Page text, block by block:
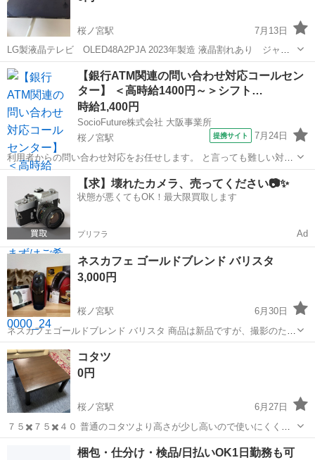
桜ノ宮駅
7月13日
LG製液晶テレビ OLED48A2PJA 2023年製造 液晶割れあり ジャン
ク品です。 リモコンのみ付属です。 写真のスタンドは付きません。
画面は購入時のフィルムが貼ったままの状態となっています。 故障箇
所以外は比...
大阪 桜ノ宮駅 テレビ
【銀行ATM関連の問い合わせ対応コールセン
ター】 ＜高時給1400円～＞シフト…
時給1,400円
SocioFuture株式会社 大阪事業所
桜ノ宮駅
提携サイト 7月24日
利用者からの問い合わせ対応をお任せします。 と言っても難しい対応
は無く、 「振り込み方法を教えてほしい」 「手数料はいくらですか」
「カードをなくしてしまいました」などがほとんどです。 ＜会話の流
れはこんな感じ...
大阪 大阪市 桜ノ宮駅
【求】壊れたカメラ、売ってください📷✨
状態が悪くてもOK！最大限買取します
プリフラ Ad
ネスカフェ ゴールドブレンド バリスタ
3,000円
桜ノ宮駅
6月30日
ネスカフェゴールドブレンド バリスタ 商品は新品ですが、撮影のため
開封し 説明書表紙に破れがございます いただきものですが コーヒー
を飲まないため出品いたします
大阪 大阪市 桜ノ宮駅
コタツ
0円
桜ノ宮駅
6月27日
７５✖️７５✖️４０ 普通のコタツより高さが少し高いので使いにくくて
捨てようと思っています 裏は白いです コードありますあ 禿げたと
ころあります これでも大丈夫という方 桜ノ宮🚉ローソン前まで 引き
大阪市 桜ノ宮駅 生活家電
梱包・仕分け・検品/日払いOK1日勤務も可